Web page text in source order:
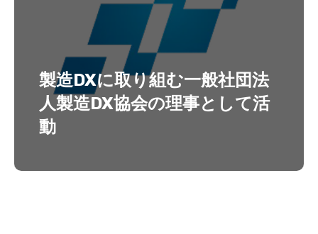
製造DXに取り組む一般社団法
人製造DX協会の理事として活
動